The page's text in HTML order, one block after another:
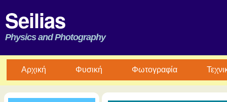
Seilias
Physics and Photography
Aρχική Φυσική Φωτογραφία